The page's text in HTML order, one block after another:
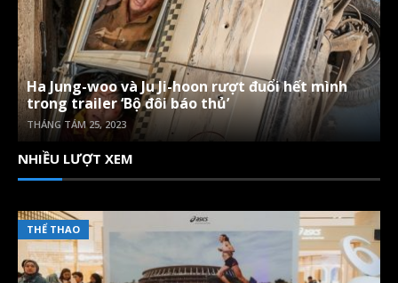
Ha Jung-woo và Ju Ji-hoon rượt đuổi hết mình
trong trailer ‘Bộ đôi báo thủ’
THÁNG TÁM 25, 2023
NHIỀU LƯỢT XEM
THỂ THAO